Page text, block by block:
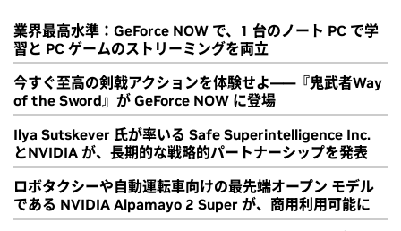
業界最高水準：GeForce NOW で、1 台のノート PC で学
習と PC ゲームのストリーミングを両立
今すぐ至高の剣戟アクションを体験せよ――『鬼武者Way
of the Sword』が GeForce NOW に登場
Ilya Sutskever 氏が率いる Safe Superintelligence Inc.
とNVIDIA が、長期的な戦略的パートナーシップを発表
ロボタクシーや自動運転車向けの最先端オープン モデル
である NVIDIA Alpamayo 2 Super が、商用利用可能に